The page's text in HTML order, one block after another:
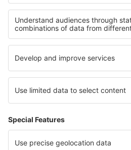
Hoteluri in Polonia Mică
Hoteluri in Parcul Național „Ujście
Hoteluri in Mammoth Cave National Park
Hoteluri în Arc Hoteluri în